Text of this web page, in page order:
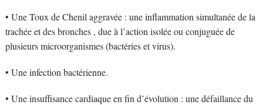
• Une Toux de Chenil aggravée : une inflammation simultanée de la
trachée et des bronches , due à l’action isolée ou conjuguée de
plusieurs microorganismes (bactéries et virus).
• Une infection bactérienne.
• Une insuffisance cardiaque en fin d’évolution : une défaillance du